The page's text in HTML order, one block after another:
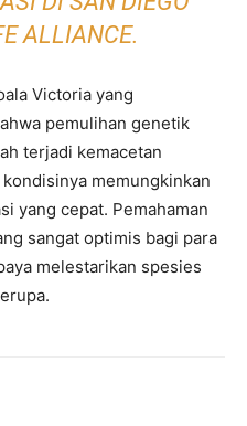
ALLIANCE.
Victoria yang
pemulihan genetik
terjadi kemacetan
memungkinkan
yang cepat. Pemahaman
sangat optimis bagi para
melestarikan spesies